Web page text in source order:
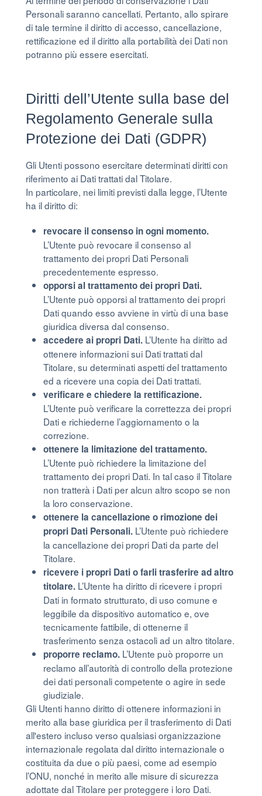
Personali saranno cancellati. Pertanto, allo spirare
di tale termine il diritto di accesso, cancellazione,
rettificazione ed il diritto alla portabilità dei Dati non
potranno più essere esercitati.
Diritti dell’Utente sulla base del
Regolamento Generale sulla
Protezione dei Dati (GDPR)
Gli Utenti possono esercitare determinati diritti con
riferimento ai Dati trattati dal Titolare.
In particolare, nei limiti previsti dalla legge, l’Utente
ha il diritto di:
revocare il consenso in ogni momento.
L’Utente può revocare il consenso al
trattamento dei propri Dati Personali
precedentemente espresso.
opporsi al trattamento dei propri Dati.
L’Utente può opporsi al trattamento dei propri
Dati quando esso avviene in virtù di una base
giuridica diversa dal consenso.
accedere ai propri Dati. L’Utente ha diritto ad
ottenere informazioni sui Dati trattati dal
Titolare, su determinati aspetti del trattamento
ed a ricevere una copia dei Dati trattati.
verificare e chiedere la rettificazione.
L’Utente può verificare la correttezza dei propri
Dati e richiederne l’aggiornamento o la
correzione.
ottenere la limitazione del trattamento.
L’Utente può richiedere la limitazione del
trattamento dei propri Dati. In tal caso il Titolare
non tratterà i Dati per alcun altro scopo se non
la loro conservazione.
ottenere la cancellazione o rimozione dei
propri Dati Personali. L’Utente può richiedere
la cancellazione dei propri Dati da parte del
Titolare.
ricevere i propri Dati o farli trasferire ad altro
titolare. L’Utente ha diritto di ricevere i propri
Dati in formato strutturato, di uso comune e
leggibile da dispositivo automatico e, ove
tecnicamente fattibile, di ottenerne il
trasferimento senza ostacoli ad un altro titolare.
proporre reclamo. L’Utente può proporre un
reclamo all’autorità di controllo della protezione
dei dati personali competente o agire in sede
giudiziale.
Gli Utenti hanno diritto di ottenere informazioni in
merito alla base giuridica per il trasferimento di Dati
all'estero incluso verso qualsiasi organizzazione
internazionale regolata dal diritto internazionale o
costituita da due o più paesi, come ad esempio
l’ONU, nonché in merito alle misure di sicurezza
adottate dal Titolare per proteggere i loro Dati.